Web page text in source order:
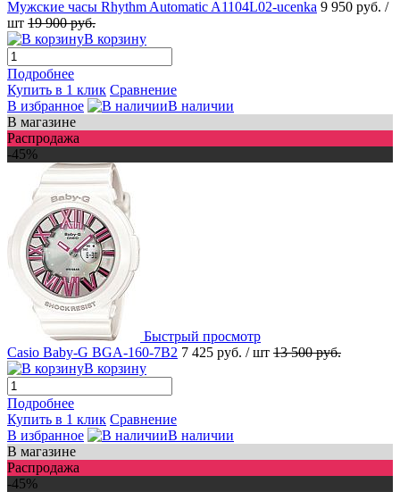
Мужские часы Rhythm Automatic A1104L02-ucenka 9 950 руб. /
шт 19 900 руб.
В корзину
Подробнее
Купить в 1 клик Сравнение
В избранное
В наличии
В магазине
Распродажа
-45%
Быстрый просмотр
Casio Baby-G BGA-160-7B2 7 425 руб. / шт 13 500 руб.
В корзину
Подробнее
Купить в 1 клик Сравнение
В избранное
В наличии
В магазине
Распродажа
-45%